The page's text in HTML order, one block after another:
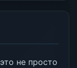
не просто